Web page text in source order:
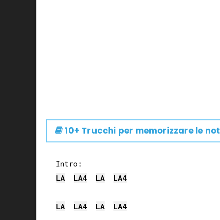
10+ Trucchi per memorizzare le
LA
LA4 LA LA4
LA LA4 LA LA4